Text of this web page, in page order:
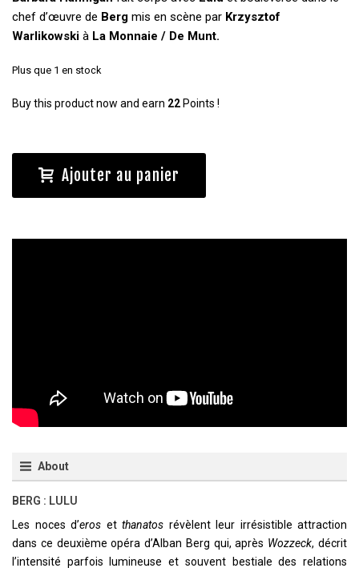
chef d’œuvre de Berg mis en scène par Krzysztof
Warlikowski à La Monnaie / De Munt.
Plus que 1 en stock
Buy this product now and earn 22 Points !
Ajouter au panier
About
BERG : LULU
Les noces d’eros etthanatos révèlent leur irrésistible attraction
dans ce deuxième opéra d’Alban Berg qui, après Wozzeck, décrit
l’intensité parfois lumineuse et souvent bestiale des relations